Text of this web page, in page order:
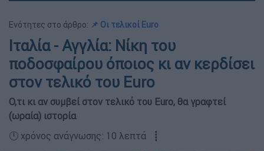
Ενότητες στο άρθρο: 📌 Οι τελικοί Euro
Ιταλία - Αγγλία: Νίκη του
ποδοσφαίρου όποιος κι αν κερδίσει
στον τελικό του Euro
Ο,τι κι αν συμβεί στον τελικό του Euro, θα γραφτεί
(ωραία) ιστορία
🕛 χρόνος ανάγνωσης: 10 λεπτά ┋